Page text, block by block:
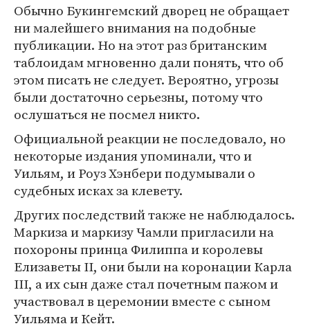
Обычно Букингемский дворец не обращает
ни малейшего внимания на подобные
публикации. Но на этот раз британским
таблоидам мгновенно дали понять, что об
этом писать не следует. Вероятно, угрозы
были достаточно серьезны, потому что
ослушаться не посмел никто.
Официальной реакции не последовало, но
некоторые издания упоминали, что и
Уильям, и Роуз Хэнбери подумывали о
судебных исках за клевету.
Других последствий также не наблюдалось.
Маркиза и маркизу Чамли пригласили на
похороны принца Филиппа и королевы
Елизаветы II, они были на коронации Карла
III, а их сын даже стал почетным пажом и
участвовал в церемонии вместе с сыном
Уильяма и Кейт.